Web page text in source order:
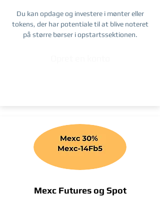
Du kan opdage og investere i mønter eller
tokens, der har potentiale til at blive noteret
på større børser i opstartssektionen.
Mexc Futures og Spot